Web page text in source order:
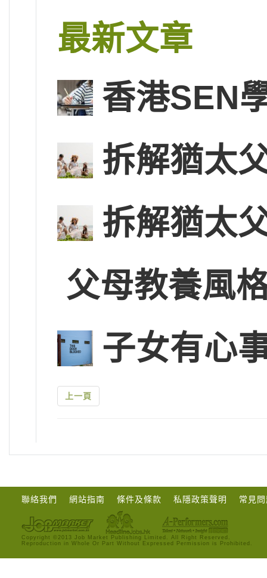
最新文章
香港SEN
拆解猶太
拆解猶太
父母教養風
子女有心
上一頁
聯絡我們 網站指南 條件及條款 私隱政策聲明 常見
Copyright ©2013 Job Market Publishing Limited. All Right Reserved.
Reproduction in Whole Or Part Without Expressed Permission is Prohibited.